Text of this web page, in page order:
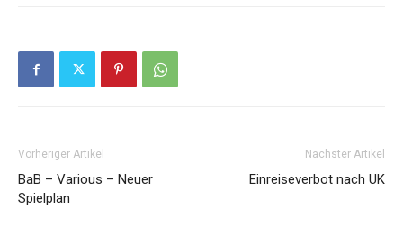
Vorheriger Artikel
BaB – Various – Neuer
Spielplan
Nächster Artikel
Einreiseverbot nach UK